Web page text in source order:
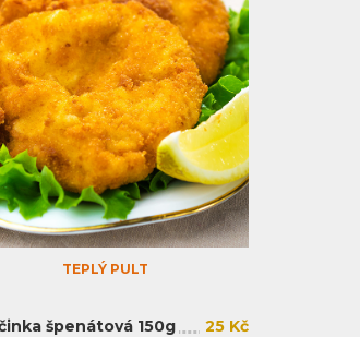
TEPLÝ PULT
špenátová 150g 25 Kč